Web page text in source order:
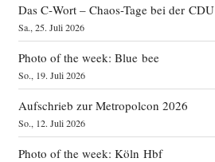
Das C‑Wort – Chaos-Tage bei der CDU
Sa., 25. Juli 2026
Photo of the week: Blue bee
So., 19. Juli 2026
Aufschrieb zur Metropolcon 2026
So., 12. Juli 2026
Photo of the week: Köln Hbf